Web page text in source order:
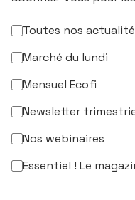
Toutes nos
Marché du lundi
Mensuel Ecofi
Newsletter
Nos webinaires
Essentiel ! Le